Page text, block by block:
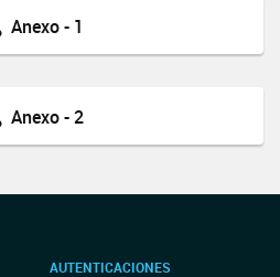
Anexo - 1
Anexo - 2
AUTENTICACIONES